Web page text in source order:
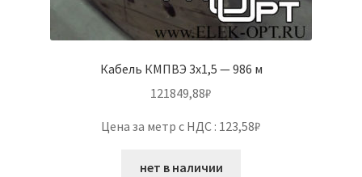
Кабель КМПВЭ 3х1,5 — 986 м
121849,88₽
Цена за метр с НДС : 123,58₽
нет в наличии